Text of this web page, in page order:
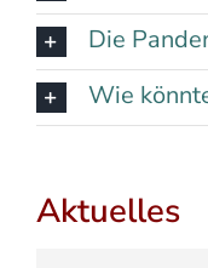
Die
Wie
Aktuelles